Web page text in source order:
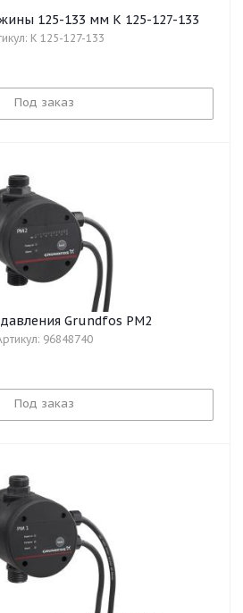
125-133 мм К 125-127-133
К 125-127-133
Под заказ
давления Grundfos PM2
96848740
Под заказ